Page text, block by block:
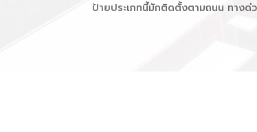
ป้ายประเภทนี้มักติดตั้งตามถนน ทางด่